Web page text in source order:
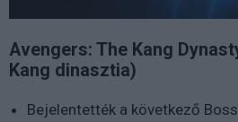
Avengers: The Kang
Kang dinasztia)
Bejelentették a következő